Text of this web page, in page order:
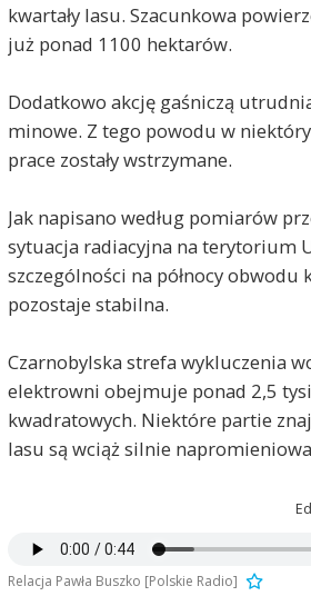
kwartały lasu. Szacunkowa
już ponad 1100 hektarów.
Dodatkowo akcję gaśniczą
minowe. Z tego powodu w
prace zostały wstrzymane.
Jak napisano według pomiarów
sytuacja radiacyjna na terytorium
szczególności na północy obwodu
pozostaje stabilna.
Czarnobylska strefa wykluczenia
elektrowni obejmuje ponad 2,5
kwadratowych. Niektóre partie
lasu są wciąż silnie
Relacja Pawła Buszko [Polskie Radio]